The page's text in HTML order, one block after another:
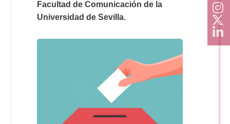
Doble Grado PER/CAV
Boletines
Facultad de Comunicación de la
Universidad de Sevilla.